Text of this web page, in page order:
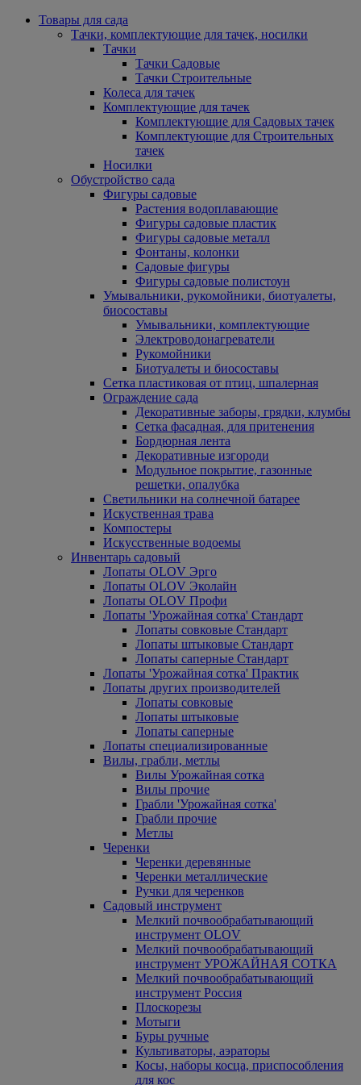
Товары для сада
Тачки, комплектующие для тачек, носилки
Тачки
Тачки Садовые
Тачки Строительные
Колеса для тачек
Комплектующие для тачек
Комплектующие для Садовых тачек
Комплектующие для Строительных
тачек
Носилки
Обустройство сада
Фигуры садовые
Растения водоплавающие
Фигуры садовые пластик
Фигуры садовые металл
Фонтаны, колонки
Садовые фигуры
Фигуры садовые полистоун
Умывальники, рукомойники, биотуалеты,
биосоставы
Умывальники, комплектующие
Электроводонагреватели
Рукомойники
Биотуалеты и биосоставы
Сетка пластиковая от птиц, шпалерная
Ограждение сада
Декоративные заборы, грядки, клумбы
Сетка фасадная, для притенения
Бордюрная лента
Декоративные изгороди
Модульное покрытие, газонные
решетки, опалубка
Светильники на солнечной батарее
Искуственная трава
Компостеры
Искусственные водоемы
Инвентарь садовый
Лопаты OLOV Эрго
Лопаты OLOV Эколайн
Лопаты OLOV Профи
Лопаты 'Урожайная сотка' Стандарт
Лопаты совковые Стандарт
Лопаты штыковые Стандарт
Лопаты саперные Стандарт
Лопаты 'Урожайная сотка' Практик
Лопаты других производителей
Лопаты совковые
Лопаты штыковые
Лопаты саперные
Лопаты специализированные
Вилы, грабли, метлы
Вилы Урожайная сотка
Вилы прочие
Грабли 'Урожайная сотка'
Грабли прочие
Метлы
Черенки
Черенки деревянные
Черенки металлические
Ручки для черенков
Садовый инструмент
Мелкий почвообрабатывающий
инструмент OLOV
Мелкий почвообрабатывающий
инструмент УРОЖАЙНАЯ СОТКА
Мелкий почвообрабатывающий
инструмент Россия
Плоскорезы
Мотыги
Буры ручные
Культиваторы, аэраторы
Косы, наборы косца, приспособления
для кос